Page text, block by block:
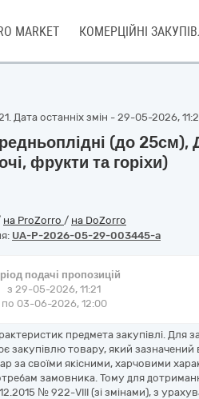
MARKET КОМЕРЦІЙНІ
Дата останніх змін - 29-05-2026,
(до
фрукти та горіхи)
на ProZorro / на DoZorro
UA-P-2026-05-29-003445-a
подачі пропозицій
з 29-05-2026, 11:21
по 03-06-2026, 12:00
предмета закупівлі. Для
закупівлю товару, який зазначений
за своїми якісними, харчовими
замовника. Тому для
№ 922-VIII (зі змінами), з